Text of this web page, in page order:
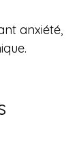
anxiété,